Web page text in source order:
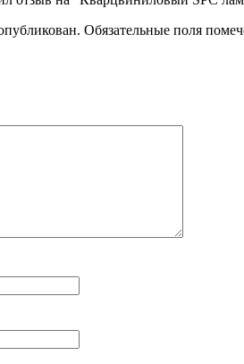
Обязательные поля